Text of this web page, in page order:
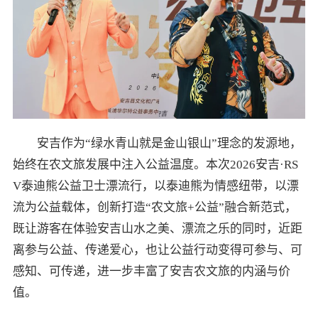
安吉作为“绿水青山就是金山银山”理念的发源地，
始终在农文旅发展中注入公益温度。本次2026安吉·RS
V泰迪熊公益卫士漂流行，以泰迪熊为情感纽带，以漂
流为公益载体，创新打造“农文旅+公益”融合新范式，
既让游客在体验安吉山水之美、漂流之乐的同时，近距
离参与公益、传递爱心，也让公益行动变得可参与、可
感知、可传递，进一步丰富了安吉农文旅的内涵与价
值。